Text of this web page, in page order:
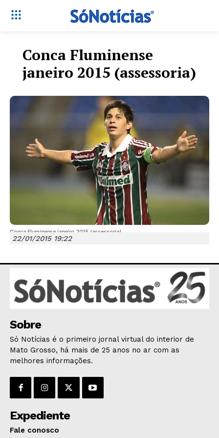
Só Notícias
JUNTE-SE NO WHATSAPP
HOME
POLÍTICA
POLÍCIA
ECONOMIA
OPINIÃO
GERAL
EDUCAÇÃO
Conca Fluminense
janeiro 2015 (assessoria)
Conca Fluminense janeiro 2015 (assessoria)
22/01/2015 19:22
Sobre
Só Notícias é o primeiro jornal virtual do interior de
Mato Grosso, há mais de 25 anos no ar com as
melhores informações.
Expediente
Fale conosco